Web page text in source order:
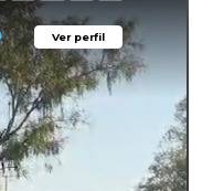
Ver perfil
Ver perfil